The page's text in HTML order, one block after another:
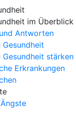
im Überblick
Antworten
Gesundheit
Gesundheit stärken
Erkrankungen